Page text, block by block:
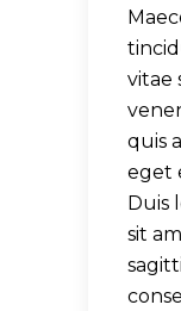
vitae
quis
eget
Duis
sit